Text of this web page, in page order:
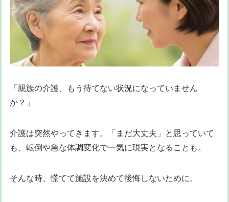
「親族の介護、もう待てない状況になっていません
か？」
介護は突然やってきます。「まだ大丈夫」と思っていて
も、転倒や急な体調変化で一気に現実となることも。
そんな時、慌てて施設を決めて後悔しないために。